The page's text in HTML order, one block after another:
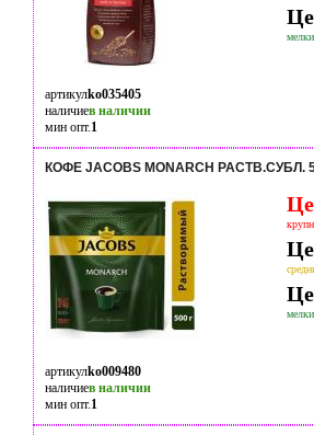
артикулko035405
наличиев наличии
мин опт.1
КОФЕ JACOBS MONARCH РАСТВ.СУБЛ.
артикулko009480
наличиев наличии
мин опт.1